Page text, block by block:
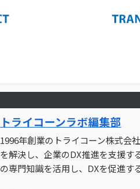
トライコーンラボ編集部
1996年創業のトライコーン株式会
を解決し、企業のDX推進を支援
の専門知識を活用し、DXを促進す